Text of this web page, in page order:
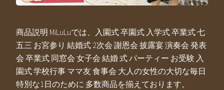
商品説明 MiLuLuでは、入園式 卒園式 入学式 卒業式 七
五三 お宮参り 結婚式 2次会 謝恩会 披露宴 演奏会 発表
会 卒業式 同窓会 女子会 結婚 式 パーティー お受験 入
園式 学校行事 ママ友 食事会 大人の女性の大切な毎日
特別な1日のために 多数商品を揃えております。